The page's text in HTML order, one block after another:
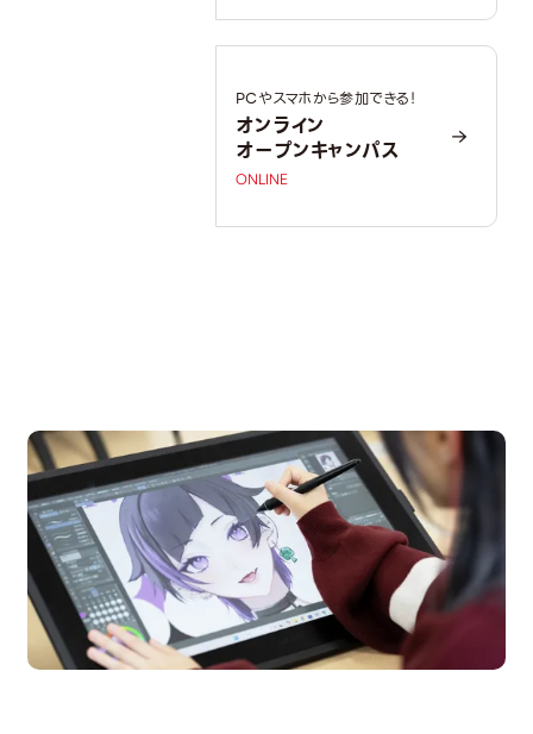
PCやスマホから参加できる！
オンライン
オープンキャンパス
ONLINE
Open